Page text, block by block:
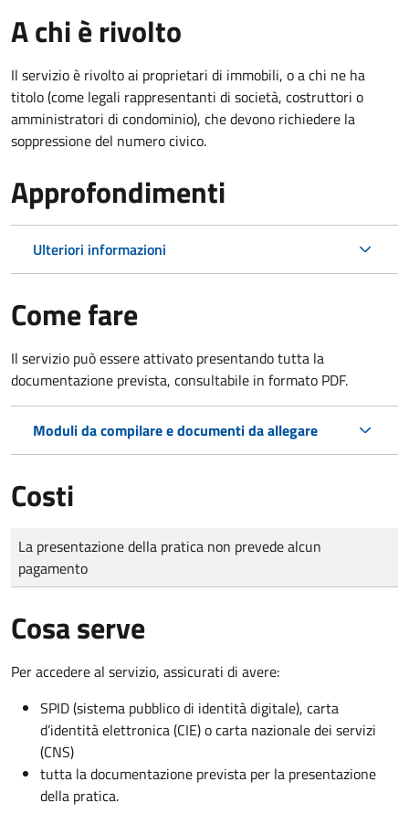
A chi è rivolto
Il servizio è rivolto ai proprietari di immobili, o a chi ne ha
titolo (come legali rappresentanti di società, costruttori o
amministratori di condominio), che devono richiedere la
soppressione del numero civico.
Approfondimenti
Ulteriori informazioni
Come fare
Il servizio può essere attivato presentando tutta la
documentazione prevista, consultabile in formato PDF.
Moduli da compilare e documenti da allegare
Costi
Tipo di pagamento
Importo
La presentazione della pratica non prevede alcun
pagamento
Cosa serve
Per accedere al servizio, assicurati di avere:
SPID (sistema pubblico di identità digitale), carta
d’identità elettronica (CIE) o carta nazionale dei servizi
(CNS)
tutta la documentazione prevista per la presentazione
della pratica.